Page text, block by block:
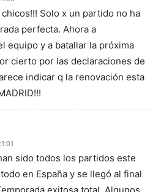
Solo x un partido no ha
perfecta. Ahora a
equipo y a batallar la próxima
cierto por las declaraciones de
indicar q la renovación esta
sido todos los partidos este
en España y se llegó al final